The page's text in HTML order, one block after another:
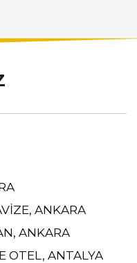
ANKARA
ANKARA
OTEL, ANTALYA